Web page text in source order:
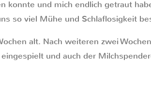
konnte und mich endlich getraut
so viel Mühe und Schlaflosigkeit
alt. Nach weiteren zwei
und auch der